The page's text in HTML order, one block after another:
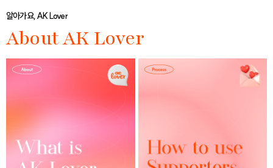
알아가요, AK Lover
About AK Lover